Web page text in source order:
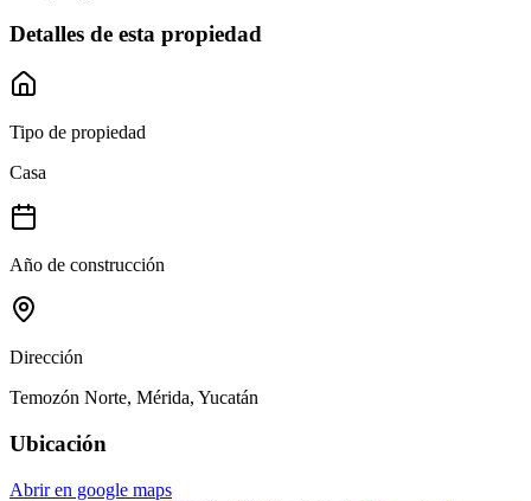
Detalles de esta propiedad
Tipo de propiedad
Casa
Año de construcción
Dirección
Temozón Norte, Mérida, Yucatán
Ubicación
Abrir en google maps